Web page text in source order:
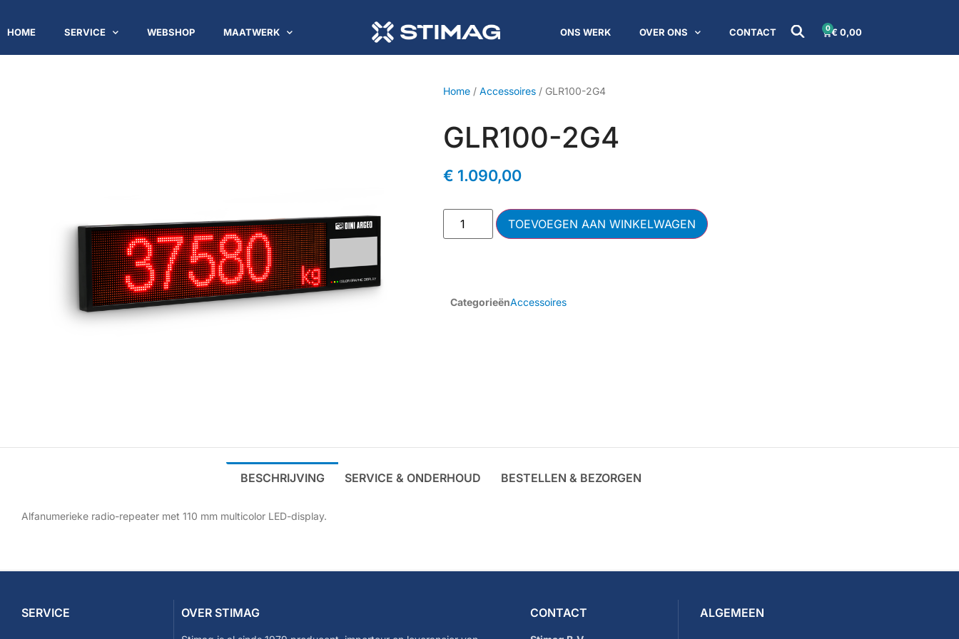
HOME SERVICE WEBSHOP MAATWERK ONS WERK OVER ONS CONTACT € 0,00
0
Home / Accessoires / GLR100-2G4
GLR100-2G4
€ 1.090,00
TOEVOEGEN AAN WINKELWAGEN
CategorieënAccessoires
BESCHRIJVING SERVICE & ONDERHOUD BESTELLEN & BEZORGEN
Alfanumerieke radio-repeater met 110 mm multicolor LED-display.
SERVICE OVER STIMAG CONTACT ALGEMEEN